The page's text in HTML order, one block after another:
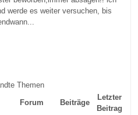
werde es weiter versuchen, bis
Themen
Forum Beiträge
Letzter
Beitrag